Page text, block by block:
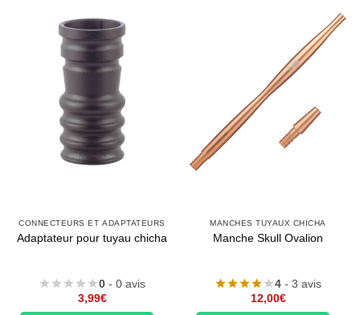
CONNECTEURS ET ADAPTATEURS
Adaptateur pour tuyau chicha
0 - 0 avis
3,99€
MANCHES TUYAUX CHICHA
Manche Skull Ovalion
4 - 3 avis
12,00€